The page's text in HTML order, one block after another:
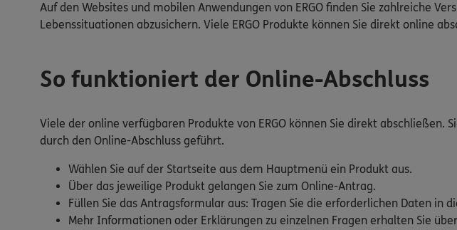
Auf den Websites und mobilen Anwendungen von ERGO finden Sie zahlreiche
Lebenssituationen abzusichern. Viele ERGO Produkte können Sie direkt online
So funktioniert der Online-Abschluss
Viele der online verfügbaren Produkte von ERGO können Sie direkt
durch den Online-Abschluss geführt.
Wählen Sie auf der Startseite aus dem Hauptmenü ein Produkt aus.
Über das jeweilige Produkt gelangen Sie zum Online-Antrag.
Füllen Sie das Antragsformular aus: Tragen Sie die erforderlichen Daten in
Mehr Informationen oder Erklärungen zu einzelnen Fragen erhalten Sie